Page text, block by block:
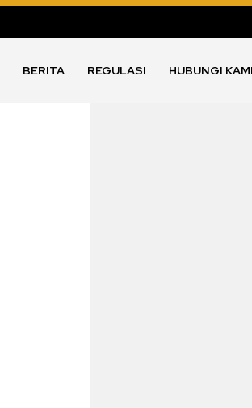
BERITA REGULASI HUBUNGI KAMI